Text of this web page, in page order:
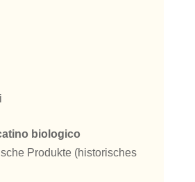
biologico
Produkte (historisches